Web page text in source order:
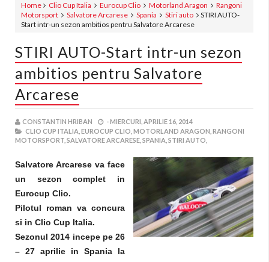
Home Clio Cup Italia Eurocup Clio Motorland Aragon
Rangoni
Motorsport
Salvatore Arcarese Spania Stiri auto
STIRI AUTO-
Start intr-un sezon ambitios pentru Salvatore Arcarese
STIRI AUTO-Start intr-un sezon
ambitios pentru Salvatore
Arcarese
CONSTANTIN HRIBAN -MIERCURI, APRILIE 16, 2014
CLIO CUP ITALIA, EUROCUP CLIO, MOTORLAND ARAGON, RANGONI
MOTORSPORT, SALVATORE ARCARESE, SPANIA, STIRI AUTO,
Salvatore Arcarese va face
un sezon complet in
Eurocup Clio.
Pilotul roman va concura
si in Clio Cup Italia.
Sezonul 2014 incepe pe 26
– 27 aprilie in Spania la